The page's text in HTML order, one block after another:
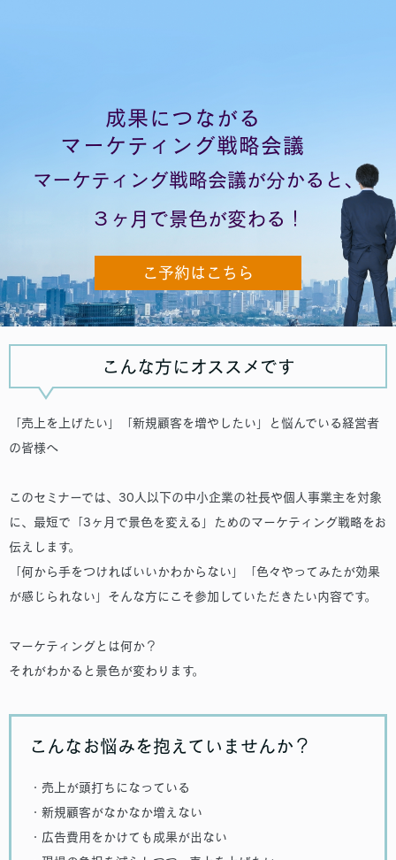
成果につながる
マーケティング戦略会議
マーケティング戦略会議が分かると、
３ヶ月で景色が変わる！
こ予約はこちら
こんな方にオススメです
「売上を上げたい」「新規顧客を増やしたい」と悩んでいる経営者
の皆様へ
このセミナーでは、30人以下の中小企業の社長や個人事業主を対象
に、最短で「3ヶ月で景色を変える」ためのマーケティング戦略をお
伝えします。
「何から手をつければいいかわからない」「色々やってみたが効果
が感じられない」そんな方にこそ参加していただきたい内容です。
マーケティングとは何か？
それがわかると景色が変わります。
こんなお悩みを抱えていませんか？
・売上が頭打ちになっている
・新規顧客がなかなか増えない
・広告費用をかけても成果が出ない